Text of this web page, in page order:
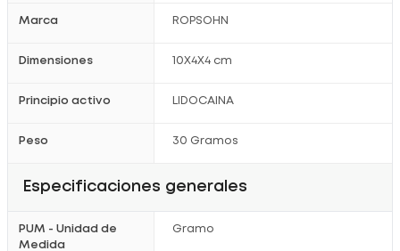
Marca ROPSOHN
Dimensiones 10X4X4 cm
Principio activo LIDOCAINA
Peso 30 Gramos
Especificaciones generales
PUM - Unidad de
Medida
Gramo